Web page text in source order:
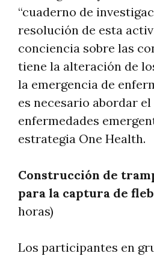
“cuaderno de
resolución de esta
conciencia sobre las
tiene la alteración de
la emergencia de
es necesario abordar
enfermedades
estrategia One Health.
Construcción de
para la captura de
horas)
Los participantes en